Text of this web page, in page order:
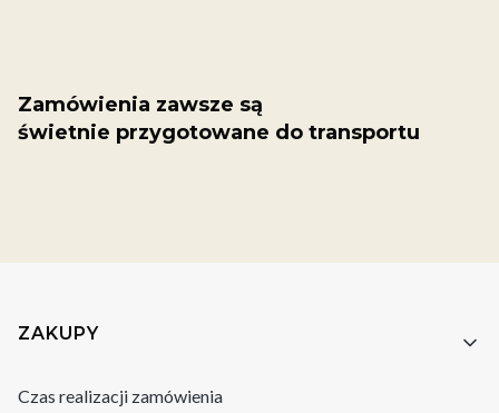
Zamówienia zawsze są
świetnie przygotowane do transportu
Linki w stopce
ZAKUPY
Czas realizacji zamówienia